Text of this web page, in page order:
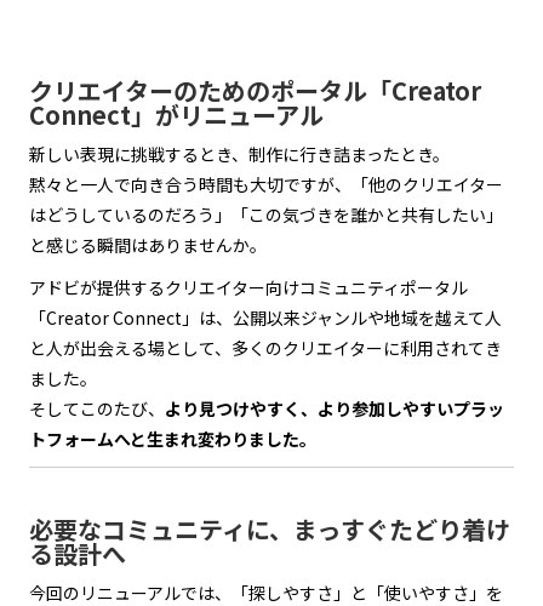
クリエイターのためのポータル「Creator
Connect」がリニューアル
新しい表現に挑戦するとき、制作に行き詰まったとき。
黙々と一人で向き合う時間も大切ですが、「他のクリエイター
はどうしているのだろう」「この気づきを誰かと共有したい」
と感じる瞬間はありませんか。
アドビが提供するクリエイター向けコミュニティポータル
「Creator Connect」は、公開以来ジャンルや地域を越えて人
と人が出会える場として、多くのクリエイターに利用されてき
ました。
そしてこのたび、 より見つけやすく、より参加しやすいプラッ
トフォームへと生まれ変わりました。
必要なコミュニティに、まっすぐたどり着け
る設計へ
今回のリニューアルでは、「探しやすさ」と「使いやすさ」を